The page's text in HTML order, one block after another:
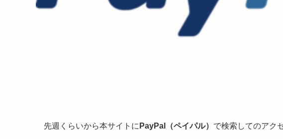
先週くらいから本サイトに PayPal（ペイパル） で検索してのアク